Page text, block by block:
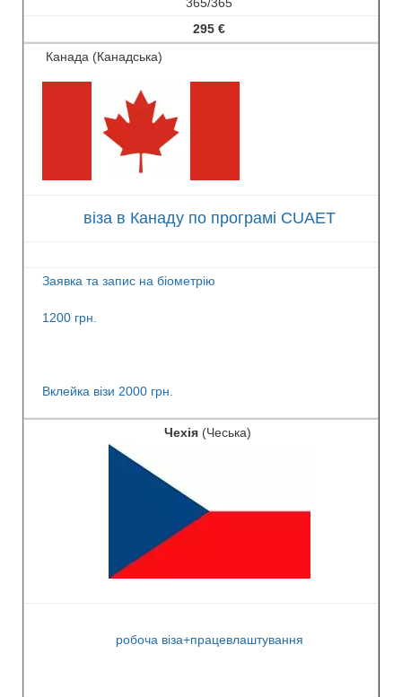
295 €
Канада (Канадська)
віза в Канаду по програмі CUAET
Заявка та запис на біометрію
1200 грн.
Вклейка візи 2000 грн.
Чехія (Чеська)
робоча віза+працевлаштування